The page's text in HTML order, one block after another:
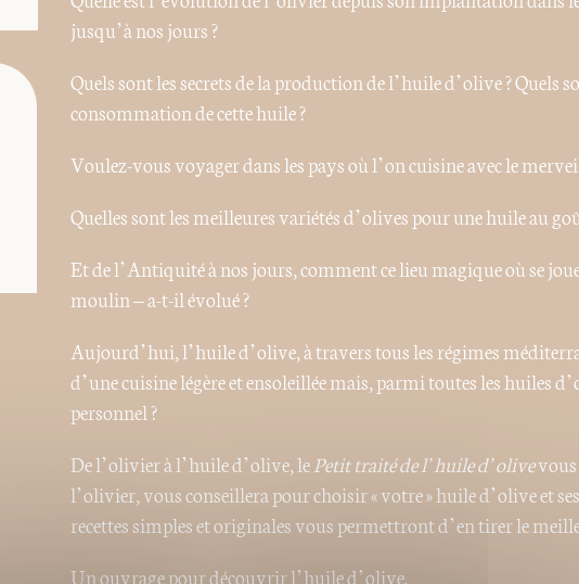
jusqu’à nos jours ?
Quels sont les secrets de la production de l’huile d’olive ? Quels
consommation de cette huile ?
Voulez-vous voyager dans les pays où l’on cuisine avec le
Quelles sont les meilleures variétés d’olives pour une huile au
Et de l’Antiquité à nos jours, comment ce lieu magique où se
moulin – a-t-il évolué ?
Aujourd’hui, l’huile d’olive, à travers tous les régimes
d’une cuisine légère et ensoleillée mais, parmi toutes les huiles
personnel ?
De l’olivier à l’huile d’olive, lePetit traité de l’huile d’olivevous
l’olivier, vous conseillera pour choisir « votre » huile d’olive et
recettes simples et originales vous permettront d’en tirer le
Un ouvrage pour découvrir l’huile d’olive.